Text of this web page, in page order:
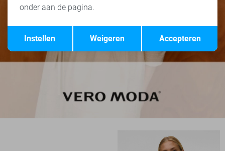
Terug Opslaan
onder aan de pagina.
Accepteren
Weigeren
Instellen